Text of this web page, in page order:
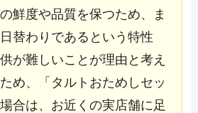
鮮度や品質を保つため、ま
替わりであるという特性
が難しいことが理由と考え
め、「タルトおためしセッ
合は、お近くの実店舗に足